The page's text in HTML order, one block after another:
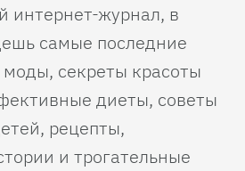
интернет-журнал, в
самые последние
секреты красоты
диеты, советы
рецепты,
и трогательные